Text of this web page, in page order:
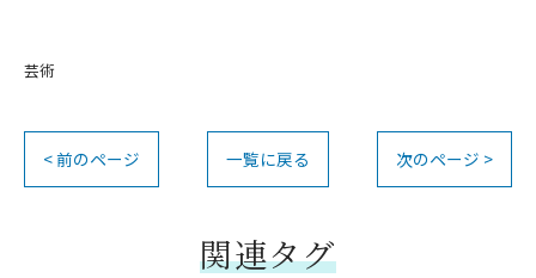
芸術
< 前のページ 一覧に戻る 次のページ >
関連タグ